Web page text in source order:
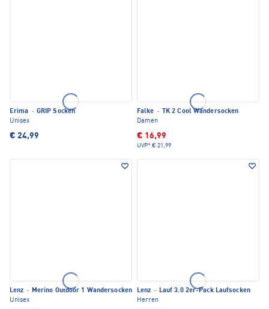
Erima · GRIP Socken
Unisex
€ 24,99
Falke ·
TK 2 Cool Wandersocken
Damen
€ 16,99
UVP* € 21,99
Lenz · Merino Outdoor 1 Wandersocken
Unisex
Lenz · Lauf 3.0 2er-Pack Laufsocken
Herren